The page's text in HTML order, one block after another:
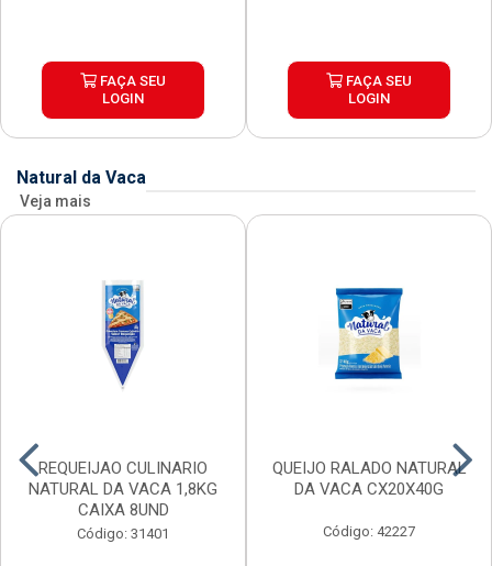
FAÇA SEU
LOGIN
FAÇA SEU
LOGIN
Natural da Vaca
Veja mais
REQUEIJAO CULINARIO
NATURAL DA VACA 1,8KG
CAIXA 8UND
Código: 31401
QUEIJO RALADO NATURAL
DA VACA CX20X40G
Código: 42227